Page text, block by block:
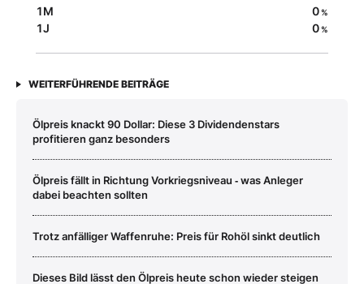
1M 0%
1J 0%
WEITERFÜHRENDE BEITRÄGE
Ölpreis knackt 90 Dollar: Diese 3 Dividendenstars
profitieren ganz besonders
Ölpreis fällt in Richtung Vorkriegsniveau ‑ was Anleger
dabei beachten sollten
Trotz anfälliger Waffenruhe: Preis für Rohöl sinkt deutlich
Dieses Bild lässt den Ölpreis heute schon wieder steigen